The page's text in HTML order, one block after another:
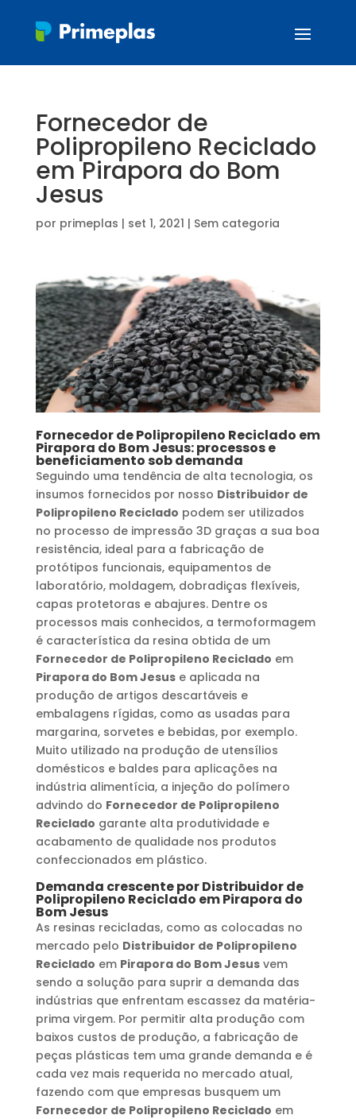
Fornecedor de
Polipropileno Reciclado
em Pirapora do Bom
Jesus
por primeplas | set 1, 2021 | Sem categoria
Fornecedor de Polipropileno Reciclado em
Pirapora do Bom Jesus: processos e
beneficiamento sob demanda
Seguindo uma tendência de alta tecnologia, os
insumos fornecidos por nosso Distribuidor de
Polipropileno Reciclado podem ser utilizados
no processo de impressão 3D graças a sua boa
resistência, ideal para a fabricação de
protótipos funcionais, equipamentos de
laboratório, moldagem, dobradiças flexíveis,
capas protetoras e abajures. Dentre os
processos mais conhecidos, a termoformagem
é característica da resina obtida de um
Fornecedor de Polipropileno Reciclado em
Pirapora do Bom Jesuse aplicada na
produção de artigos descartáveis e
embalagens rígidas, como as usadas para
margarina, sorvetes e bebidas, por exemplo.
Muito utilizado na produção de utensílios
domésticos e baldes para aplicações na
indústria alimentícia, a injeção do polímero
advindo do Fornecedor de Polipropileno
Reciclado garante alta produtividade e
acabamento de qualidade nos produtos
confeccionados em plástico.
Demanda crescente porDistribuidor de
Polipropileno Reciclado emPirapora do
Bom Jesus
As resinas recicladas, como as colocadas no
mercado pelo Distribuidor de Polipropileno
Reciclado em Pirapora do Bom Jesusvem
sendo a solução para suprir a demanda das
indústrias que enfrentam escassez da matéria-
prima virgem. Por permitir alta produção com
baixos custos de produção, a fabricação de
peças plásticas tem uma grande demanda e é
cada vez mais requerida no mercado atual,
fazendo com que empresas busquem um
Fornecedor de Polipropileno Reciclado em